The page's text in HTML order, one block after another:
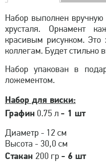
Набор выполнен вручную
хрусталя. Орнамент
красивым рисунком.
коллегам. Будет стильно
Набор упакован в
ложементом.
Набор для виски:
Графин 0.75 л- 1 шт
Диаметр - 12 см
Высота - 30,0 см
Стакан 200 гр- 6 шт